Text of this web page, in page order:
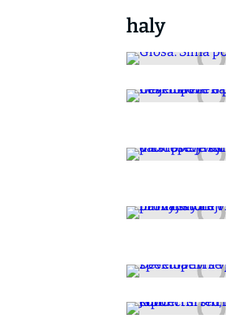
haly